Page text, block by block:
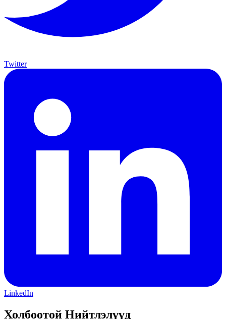
Twitter
LinkedIn
Холбоотой Нийтлэлүүд